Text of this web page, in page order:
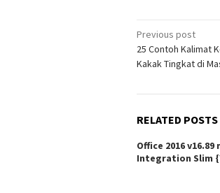
Post
Previous post
25 Contoh Kalimat
Kakak Tingkat di
RELATED POSTS
Office 2016 v16.89
Integration Slim